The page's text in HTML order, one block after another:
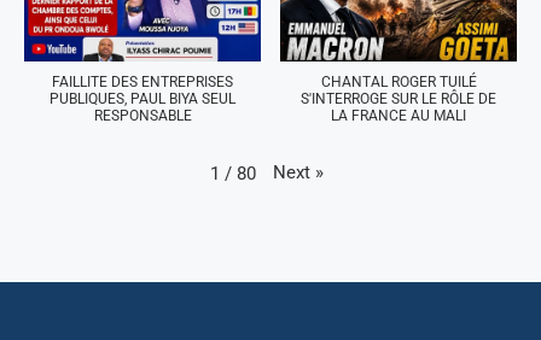
FAILLITE DES ENTREPRISES
PUBLIQUES, PAUL BIYA SEUL
RESPONSABLE
CHANTAL ROGER TUILÉ
S'INTERROGE SUR LE RÔLE DE
LA FRANCE AU MALI
1 / 80 Next »